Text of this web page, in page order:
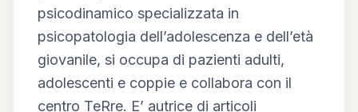
psicodinamico specializzata in
psicopatologia dell’adolescenza e dell’età
giovanile, si occupa di pazienti adulti,
adolescenti e coppie e collabora con il
centro TeRre. E’ autrice di articoli